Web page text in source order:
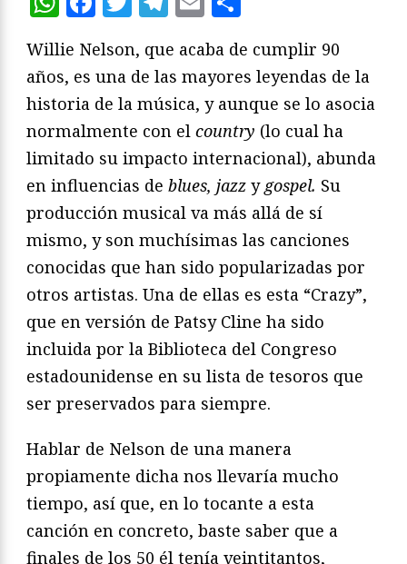
Willie Nelson, que acaba de cumplir 90
años, es una de las mayores leyendas de la
historia de la música, y aunque se lo asocia
normalmente con el country (lo cual ha
limitado su impacto internacional), abunda
en influencias de blues, jazz ygospel. Su
producción musical va más allá de sí
mismo, y son muchísimas las canciones
conocidas que han sido popularizadas por
otros artistas. Una de ellas es esta “Crazy”,
que en versión de Patsy Cline ha sido
incluida por la Biblioteca del Congreso
estadounidense en su lista de tesoros que
ser preservados para siempre.
Hablar de Nelson de una manera
propiamente dicha nos llevaría mucho
tiempo, así que, en lo tocante a esta
canción en concreto, baste saber que a
finales de los 50 él tenía veintitantos,